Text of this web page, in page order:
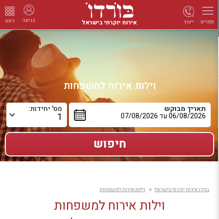
תפריט אירוח יוקרתי בישראל כניסה ניווט ייעוץ
וילות אירוח למשפחות
תאריך מבוקש מס' יחידות:
בורדו אירוח יוקרתי בישראל וילות אירוח למשפחות
וילות אירוח למשפחות